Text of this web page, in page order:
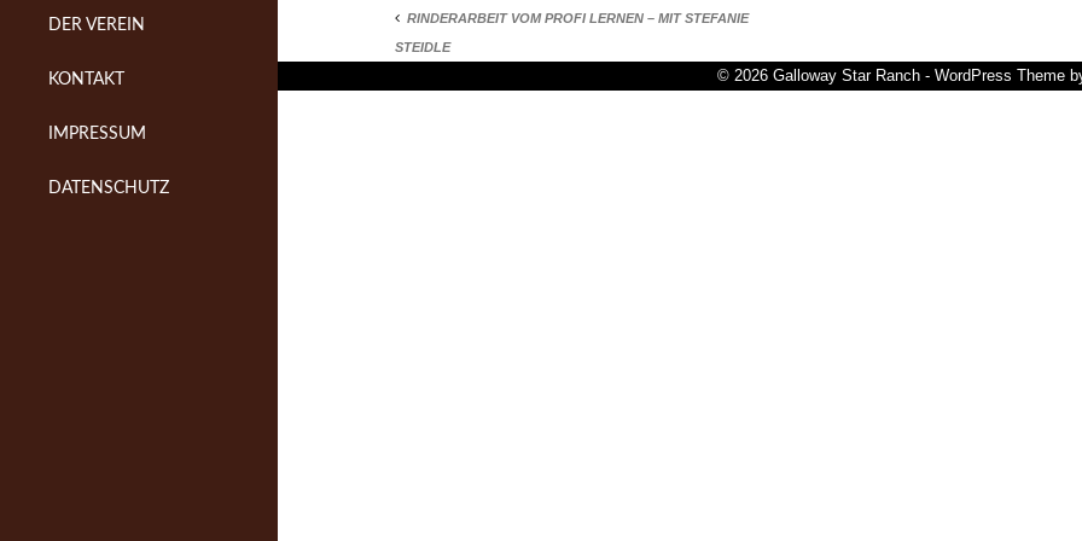
DER VEREIN
KONTAKT
IMPRESSUM
DATENSCHUTZ
RINDERARBEIT VOM PROFI LERNEN – MIT STEFANIE
STEIDLE
© 2026 Galloway Star Ranch - WordPress Theme